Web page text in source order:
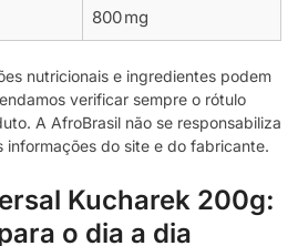
800 mg
nutricionais e ingredientes podem
verificar sempre o rótulo
A AfroBrasil não se responsabiliza
informações do site e do fabricante.
Kucharek 200g:
o dia a dia